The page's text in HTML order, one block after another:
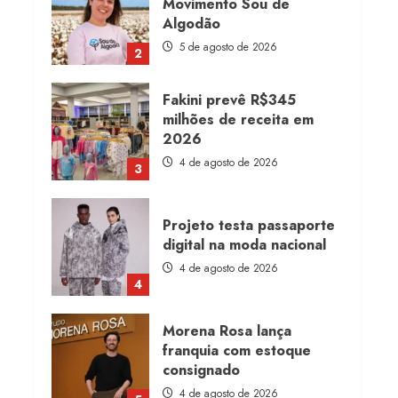
2
Movimento Sou de
Algodão
5 de agosto de 2026
3
Fakini prevê R$345
milhões de receita em
2026
4 de agosto de 2026
4
Projeto testa passaporte
digital na moda nacional
4 de agosto de 2026
Morena Rosa lança
franquia com estoque
consignado
4 de agosto de 2026